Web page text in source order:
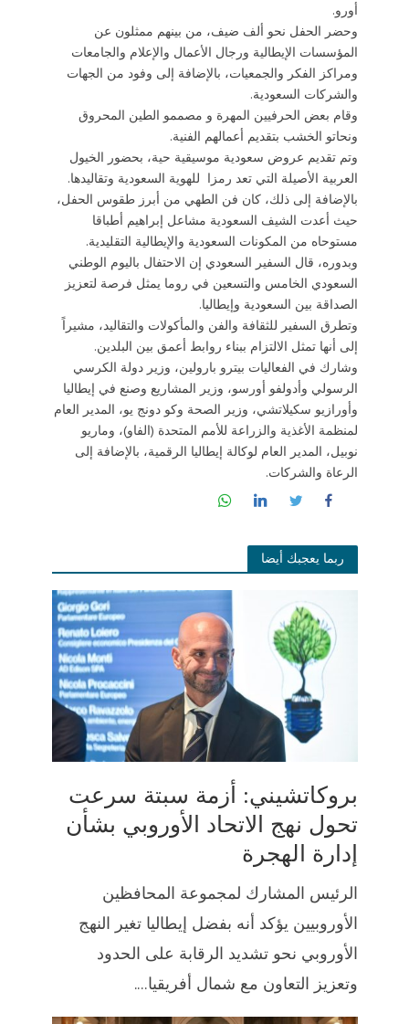
أورو.
وحضر الحفل نحو ألف ضيف، من بينهم ممثلون عن
المؤسسات الإيطالية ورجال الأعمال والإعلام والجامعات
ومراكز الفكر والجمعيات، بالإضافة إلى وفود من الجهات
والشركات السعودية.
وقام بعض الحرفيين المهرة و مصممو الطين المحروق
ونحاتو الخشب بتقديم أعمالهم الفنية.
وتم تقديم عروض سعودية موسيقية حية، بحضور الخيول
العربية الأصيلة التي تعد رمزا للهوية السعودية وتقاليدها.
بالإضافة إلى ذلك، كان فن الطهي من أبرز طقوس الحفل،
حيث أعدت الشيف السعودية مشاعل إبراهيم أطباقا
مستوحاه من المكونات السعودية والإيطالية التقليدية.
وبدوره، قال السفير السعودي إن الاحتفال باليوم الوطني
السعودي الخامس والتسعين في روما يمثل فرصة لتعزيز
الصداقة بين السعودية وإيطاليا.
وتطرق السفير للثقافة والفن والمأكولات والتقاليد، مشيراً
إلى أنها تمثل الالتزام ببناء روابط أعمق بين البلدين.
وشارك في الفعاليات بيترو بارولين، وزير دولة الكرسي
الرسولي وأدولفو أورسو، وزير المشاريع وصنع في إيطاليا
وأورازيو سكيلاتشي، وزير الصحة وكو دونج يو، المدير العام
لمنظمة الأغذية والزراعة للأمم المتحدة (الفاو)، وماريو
نوبيل، المدير العام لوكالة إيطاليا الرقمية، بالإضافة إلى
الرعاة والشركات.
ربما يعجبك أيضا
بروكاتشيني: أزمة سبتة سرعت
تحول نهج الاتحاد الأوروبي بشأن
إدارة الهجرة
الرئيس المشارك لمجموعة المحافظين
الأوروبيين يؤكد أنه بفضل إيطاليا تغير النهج
الأوروبي نحو تشديد الرقابة على الحدود
وتعزيز التعاون مع شمال أفريقيا....